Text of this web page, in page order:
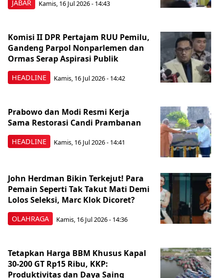
JABAR Kamis, 16 Jul 2026 - 14:43
HEADLINE
Komisi II DPR Pertajam RUU Pemilu,
Gandeng Parpol Nonparlemen dan
Ormas Serap Aspirasi Publik
Kamis, 16 Jul 2026 - 14:42
HEADLINE
Prabowo dan Modi Resmi Kerja
Sama Restorasi Candi Prambanan
Kamis, 16 Jul 2026 - 14:41
OLAHRAGA
John Herdman Bikin Terkejut! Para
Pemain Seperti Tak Takut Mati Demi
Lolos Seleksi, Marc Klok Dicoret?
Kamis, 16 Jul 2026 - 14:36
Tetapkan Harga BBM Khusus Kapal
30-200 GT Rp15 Ribu, KKP:
Produktivitas dan Daya Saing